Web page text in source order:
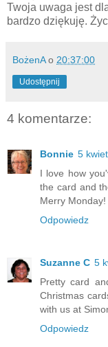
Twoja uwaga jest
bardzo dziękuję.
BożenA o 20:37:00
Udostępnij
4 komentarze:
Bonnie 5
I love how
the card and
Merry Monday!
Odpowiedz
Suzanne C 5
Pretty card
Christmas
with us at
Odpowiedz